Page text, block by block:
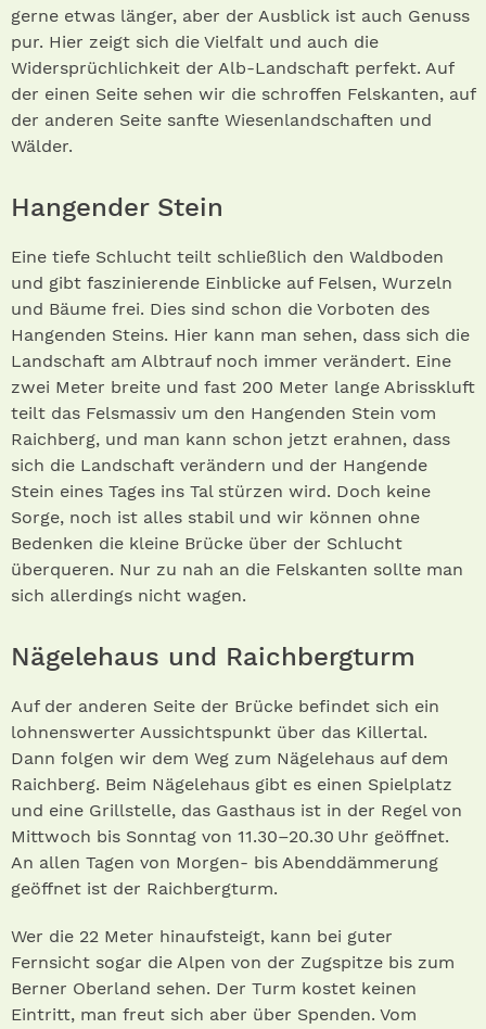
gerne etwas länger, aber der Ausblick ist auch Genuss
pur. Hier zeigt sich die Vielfalt und auch die
Widersprüchlichkeit der Alb-Landschaft perfekt. Auf
der einen Seite sehen wir die schroffen Felskanten, auf
der anderen Seite sanfte Wiesenlandschaften und
Wälder.
Hangender Stein
Eine tiefe Schlucht teilt schließlich den Waldboden
und gibt faszinierende Einblicke auf Felsen, Wurzeln
und Bäume frei. Dies sind schon die Vorboten des
Hangenden Steins. Hier kann man sehen, dass sich die
Landschaft am Albtrauf noch immer verändert. Eine
zwei Meter breite und fast 200 Meter lange Abrisskluft
teilt das Felsmassiv um den Hangenden Stein vom
Raichberg, und man kann schon jetzt erahnen, dass
sich die Landschaft verändern und der Hangende
Stein eines Tages ins Tal stürzen wird. Doch keine
Sorge, noch ist alles stabil und wir können ohne
Bedenken die kleine Brücke über der Schlucht
überqueren. Nur zu nah an die Felskanten sollte man
sich allerdings nicht wagen.
Nägelehaus und Raichbergturm
Auf der anderen Seite der Brücke befindet sich ein
lohnenswerter Aussichtspunkt über das Killertal.
Dann folgen wir dem Weg zum Nägelehaus auf dem
Raichberg. Beim Nägelehaus gibt es einen Spielplatz
und eine Grillstelle, das Gasthaus ist in der Regel von
Mittwoch bis Sonntag von 11.30–20.30 Uhr geöffnet.
An allen Tagen von Morgen- bis Abenddämmerung
geöffnet ist der Raichbergturm.
Wer die 22 Meter hinaufsteigt, kann bei guter
Fernsicht sogar die Alpen von der Zugspitze bis zum
Berner Oberland sehen. Der Turm kostet keinen
Eintritt, man freut sich aber über Spenden. Vom